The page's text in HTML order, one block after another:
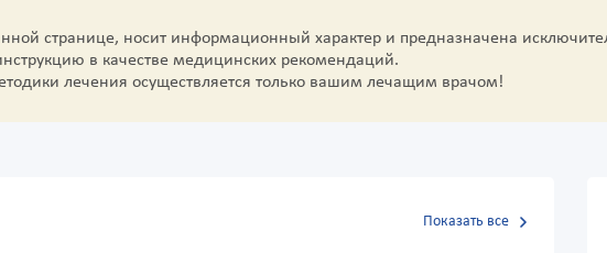
странице, носит информационный характер и предназначена
в качестве медицинских рекомендаций.
лечения осуществляется только вашим лечащим врачом!
Показать все